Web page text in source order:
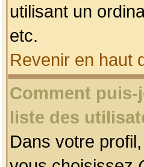
utilisant un
etc.
Revenir en haut
Comment
liste des
Dans votre